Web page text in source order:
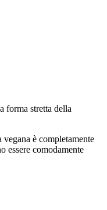
forma stretta della
è completamente
essere comodamente